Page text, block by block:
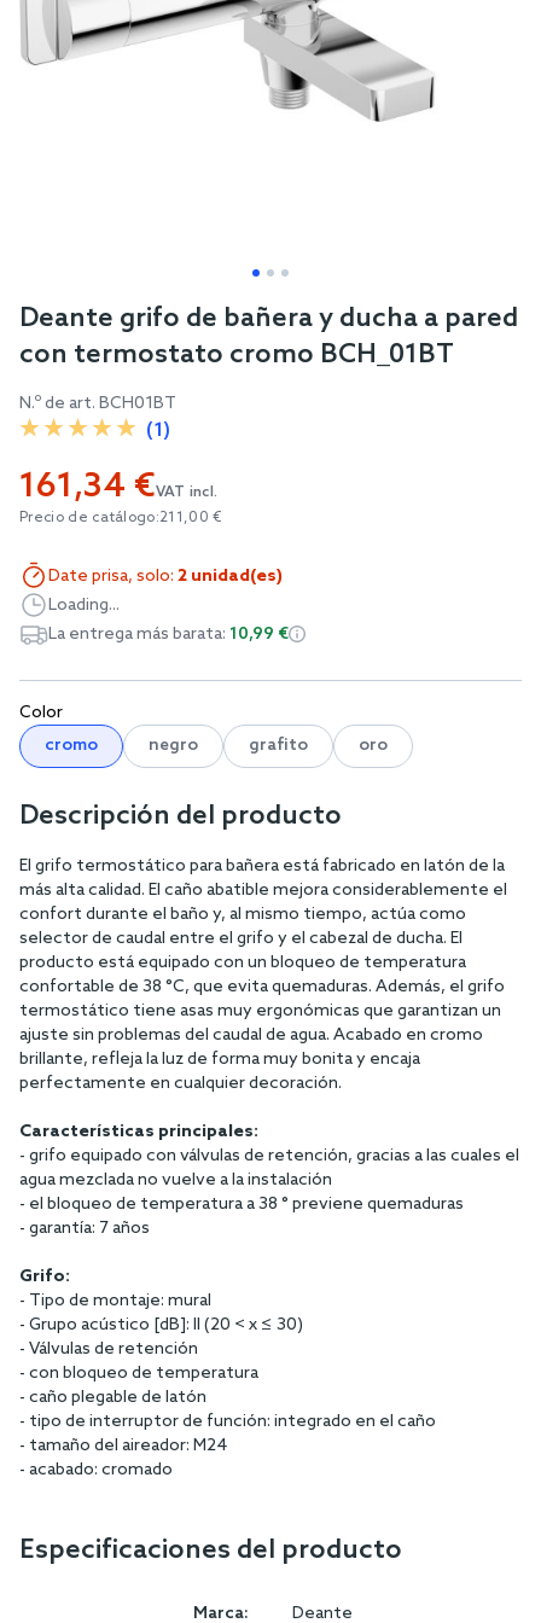
Skip
beginning
of
images
gallery
Deante grifo de bañera y ducha a pared
con termostato cromo BCH_01BT
N.º de art. BCH01BT
(1)
161,34 €VAT incl.
Precio de catálogo:211,00 €
Color
cromo
negro grafito oro
Date prisa, solo: 2 unidad(es)
Loading...
La entrega más barata: 10,99 €
Descripción del producto
El grifo termostático para bañera está fabricado en latón de la
más alta calidad. El caño abatible mejora considerablemente el
confort durante el baño y, al mismo tiempo, actúa como
selector de caudal entre el grifo y el cabezal de ducha. El
producto está equipado con un bloqueo de temperatura
confortable de 38 °C, que evita quemaduras. Además, el grifo
termostático tiene asas muy ergonómicas que garantizan un
ajuste sin problemas del caudal de agua. Acabado en cromo
brillante, refleja la luz de forma muy bonita y encaja
perfectamente en cualquier decoración.
Características principales:
- grifo equipado con válvulas de retención, gracias a las cuales el
agua mezclada no vuelve a la instalación
- el bloqueo de temperatura a 38 ° previene quemaduras
- garantía: 7 años
Grifo:
- Tipo de montaje: mural
- Grupo acústico [dB]: II (20 < x ≤ 30)
- Válvulas de retención
- con bloqueo de temperatura
- caño plegable de latón
- tipo de interruptor de función: integrado en el caño
- tamaño del aireador: M24
- acabado: cromado
Especificaciones del producto
Marca: Deante